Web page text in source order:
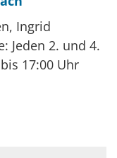
Ingrid
Jeden 2. und 4.
17:00 Uhr